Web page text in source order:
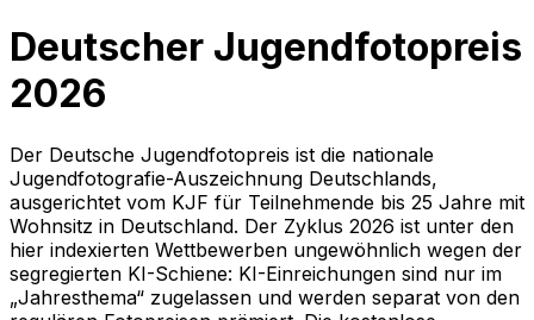
Deutscher Jugendfotopreis
2026
Der Deutsche Jugendfotopreis ist die nationale
Jugendfotografie-Auszeichnung Deutschlands,
ausgerichtet vom KJF für Teilnehmende bis 25 Jahre mit
Wohnsitz in Deutschland. Der Zyklus 2026 ist unter den
hier indexierten Wettbewerben ungewöhnlich wegen der
segregierten KI-Schiene: KI-Einreichungen sind nur im
„Jahresthema“ zugelassen und werden separat von den